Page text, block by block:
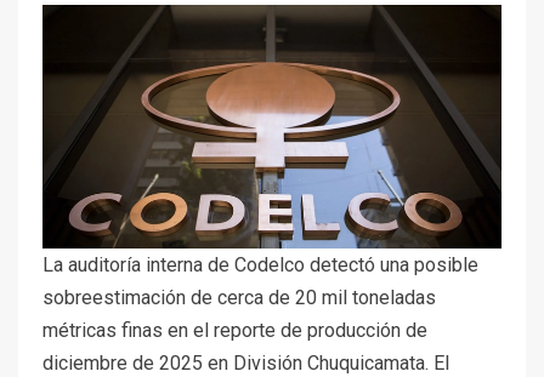
La auditoría interna de Codelco detectó una posible
sobreestimación de cerca de 20 mil toneladas
métricas finas en el reporte de producción de
diciembre de 2025 en División Chuquicamata. El